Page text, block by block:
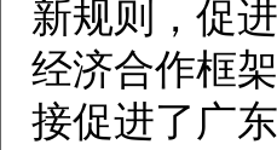
新规则，促
经济合作框
接促进了广